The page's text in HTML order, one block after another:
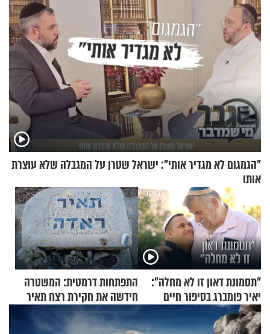
"הגמגום לא מגדיר אותי": ישראל שטרן על המגבלה שלא עוצרת
אותו
"תסמונת דאון זו לא מחלה":
יאיר פומברג בסיפור חיים
מעורר השראה
התפתחות דרמטית: המשטרה
חידשה את חקירת רצח תאיר
ראדה